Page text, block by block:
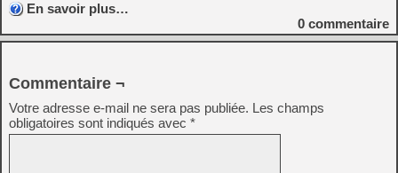
En savoir plus…
0 commentaire
Commentaire ¬
Votre adresse e-mail ne sera pas publiée. Les champs
obligatoires sont indiqués avec *